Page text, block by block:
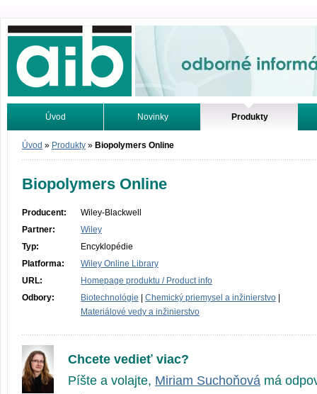
Odborné informácie. Online.
Úvod Novinky Produkty
Vyhľadávanie Tutoriály
Úvod » Produkty » Biopolymers Online
Biopolymers Online
Producent:
Wiley-Blackwell
Partner:
Wiley
Typ:
Encyklopédie
Platforma:
Wiley Online Library
URL:
Homepage produktu / Product info
Odbory:
Biotechnológie Chemický priemysel a inžinierstvo
Materiálové vedy a inžinierstvo
Chcete vedieť viac?
Píšte a volajte, Miriam Suchoňová má